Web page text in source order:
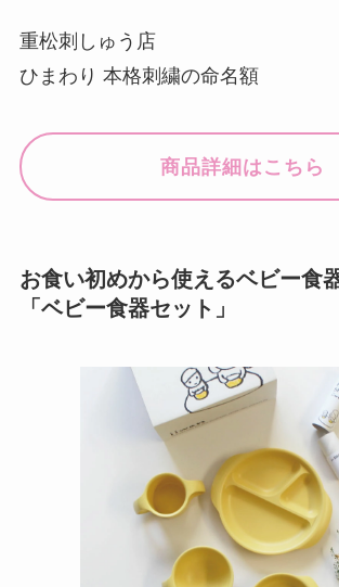
重松刺しゅう店
ひまわり 本格刺繍の命名額
商品詳細はこちら
お食い初めから使えるベビー食
「ベビー食器セット」